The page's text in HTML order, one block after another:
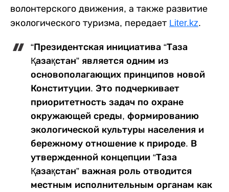
волонтерского движения, а также развитие
экологического туризма, передает Liter.kz.
“Президентская инициатива “Таза
Қазақстан” является одним из
основополагающих принципов новой
Конституции. Это подчеркивает
приоритетность задач по охране
окружающей среды, формированию
экологической культуры населения и
бережному отношение к природе. В
утвержденной концепции “Таза
Қазақстан” важная роль отводится
местным исполнительным органам как